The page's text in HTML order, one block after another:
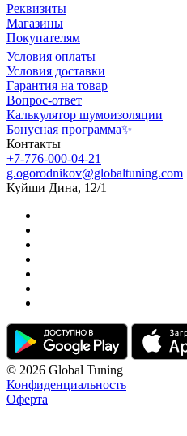
Реквизиты
Магазины
Покупателям
Условия оплаты
Условия доставки
Гарантия на товар
Вопрос-ответ
Калькулятор шумоизоляции
Бонусная программа✨
Контакты
+7-776-000-04-21
g.ogorodnikov@globaltuning.com
Куйши Дина, 12/1
© 2026 Global Tuning
Конфиденциальность
Оферта